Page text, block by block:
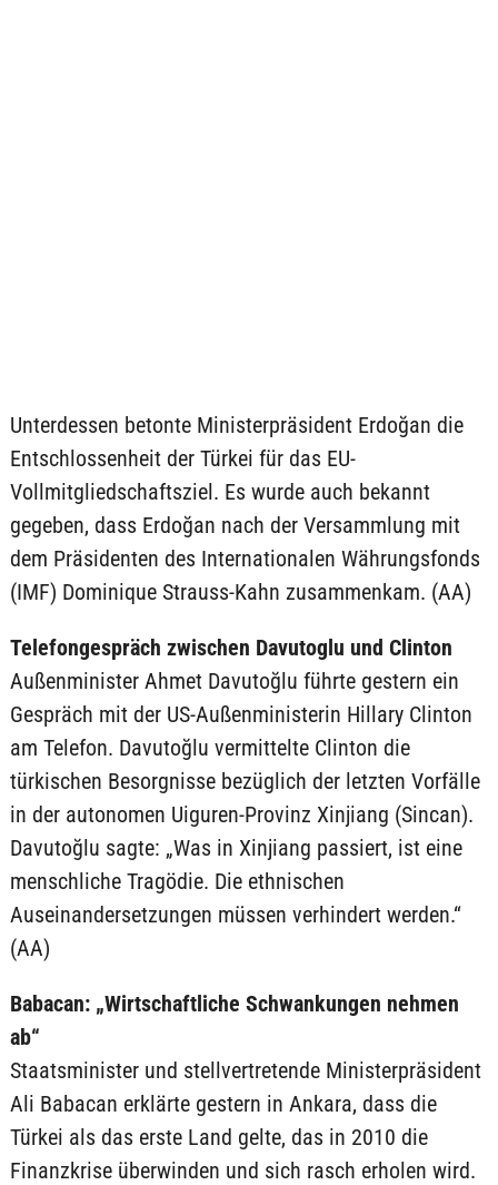
Unterdessen betonte Ministerpräsident Erdoğan die
Entschlossenheit der Türkei für das EU-
Vollmitgliedschaftsziel. Es wurde auch bekannt
gegeben, dass Erdoğan nach der Versammlung mit
dem Präsidenten des Internationalen Währungsfonds
(IMF) Dominique Strauss-Kahn zusammenkam. (AA)
Telefongespräch zwischen Davutoglu und Clinton
Außenminister Ahmet Davutoğlu führte gestern ein
Gespräch mit der US-Außenministerin Hillary Clinton
am Telefon. Davutoğlu vermittelte Clinton die
türkischen Besorgnisse bezüglich der letzten Vorfälle
in der autonomen Uiguren-Provinz Xinjiang (Sincan).
Davutoğlu sagte: „Was in Xinjiang passiert, ist eine
menschliche Tragödie. Die ethnischen
Auseinandersetzungen müssen verhindert werden.“
(AA)
Babacan: „Wirtschaftliche Schwankungen nehmen
ab“
Staatsminister und stellvertretende Ministerpräsident
Ali Babacan erklärte gestern in Ankara, dass die
Türkei als das erste Land gelte, das in 2010 die
Finanzkrise überwinden und sich rasch erholen wird.